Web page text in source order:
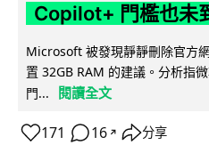
Copilot+ 門檻也未
Microsoft 被發現靜靜刪除官方
置 32GB RAM 的建議。分析指
門...
閱讀全文
171 16 ↗ 分享